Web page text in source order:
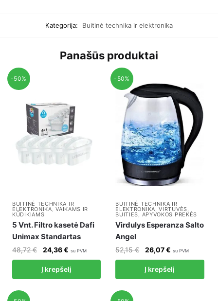
Kategorija: Buitinė technika ir elektronika
Panašūs produktai
-50%
BUITINĖ TECHNIKA IR
ELEKTRONIKA,VAIKAMS IR
KŪDIKIAMS
5 Vnt. Filtro kasetė Dafi
Unimax Standartas
48,72€
Original
price
was:
48,72 €.
24,36€ Current
price
is:
24,36 €.
su PVM
Į krepšelį
-50%
BUITINĖ TECHNIKA IR
ELEKTRONIKA,VIRTUVĖS,
BUITIES, APYVOKOS PREKĖS
Virdulys Esperanza Salto
Angel
52,15€
Original
price
was:
52,15 €.
26,07€ Current
price
is:
26,07 €.
su PVM
Į krepšelį